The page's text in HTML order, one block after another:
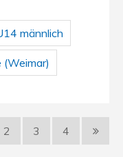
männlich
2 3 4